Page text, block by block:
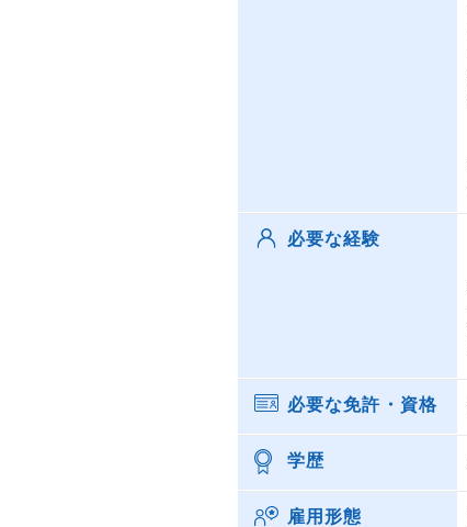
必要な経験
必要な免許・資格
学歴
雇用形態